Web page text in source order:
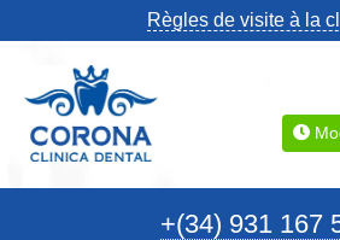
Règles de visite à la
+(34) 931 167